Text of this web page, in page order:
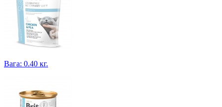
Вага: 0.40 кг.